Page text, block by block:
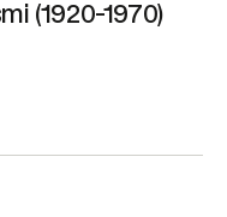
(1920-1970)